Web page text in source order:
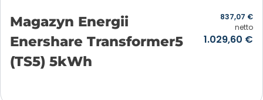
Magazyn Energii
Enershare Transformer5
(TS5) 5kWh
1.029,60 €
837,07 €
netto